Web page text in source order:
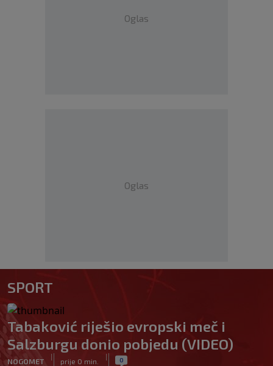
Oglas
Oglas
SPORT
Tabaković riješio evropski meč i
Salzburgu donio pobjedu (VIDEO)
NOGOMET
|
prije 0 min.
| 0